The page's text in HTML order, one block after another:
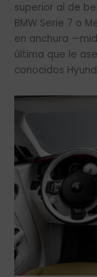
superior al de
BMW Serie 7 o
en anchura
última que le
conocidos